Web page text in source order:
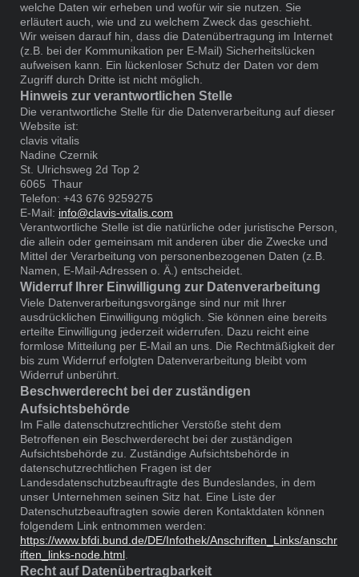
welche Daten wir erheben und wofür wir sie nutzen. Sie
erläutert auch, wie und zu welchem Zweck das geschieht.
Wir weisen darauf hin, dass die Datenübertragung im Internet
(z.B. bei der Kommunikation per E-Mail) Sicherheitslücken
aufweisen kann. Ein lückenloser Schutz der Daten vor dem
Zugriff durch Dritte ist nicht möglich.
Hinweis zur verantwortlichen Stelle
Die verantwortliche Stelle für die Datenverarbeitung auf dieser
Website ist:
clavis vitalis
Nadine Czernik
St. Ulrichsweg 2d Top 2
6065 Thaur
Telefon: +43 676 9259275
E-Mail: info@clavis-vitalis.com
Verantwortliche Stelle ist die natürliche oder juristische Person,
die allein oder gemeinsam mit anderen über die Zwecke und
Mittel der Verarbeitung von personenbezogenen Daten (z.B.
Namen, E-Mail-Adressen o. Ä.) entscheidet.
Widerruf Ihrer Einwilligung zur Datenverarbeitung
Viele Datenverarbeitungsvorgänge sind nur mit Ihrer
ausdrücklichen Einwilligung möglich. Sie können eine bereits
erteilte Einwilligung jederzeit widerrufen. Dazu reicht eine
formlose Mitteilung per E-Mail an uns. Die Rechtmäßigkeit der
bis zum Widerruf erfolgten Datenverarbeitung bleibt vom
Widerruf unberührt.
Beschwerderecht bei der zuständigen
Aufsichtsbehörde
Im Falle datenschutzrechtlicher Verstöße steht dem
Betroffenen ein Beschwerderecht bei der zuständigen
Aufsichtsbehörde zu. Zuständige Aufsichtsbehörde in
datenschutzrechtlichen Fragen ist der
Landesdatenschutzbeauftragte des Bundeslandes, in dem
unser Unternehmen seinen Sitz hat. Eine Liste der
Datenschutzbeauftragten sowie deren Kontaktdaten können
folgendem Link entnommen werden:
https://www.bfdi.bund.de/DE/Infothek/Anschriften_Links/anschr
iften_links-node.html
Recht auf Datenübertragbarkeit